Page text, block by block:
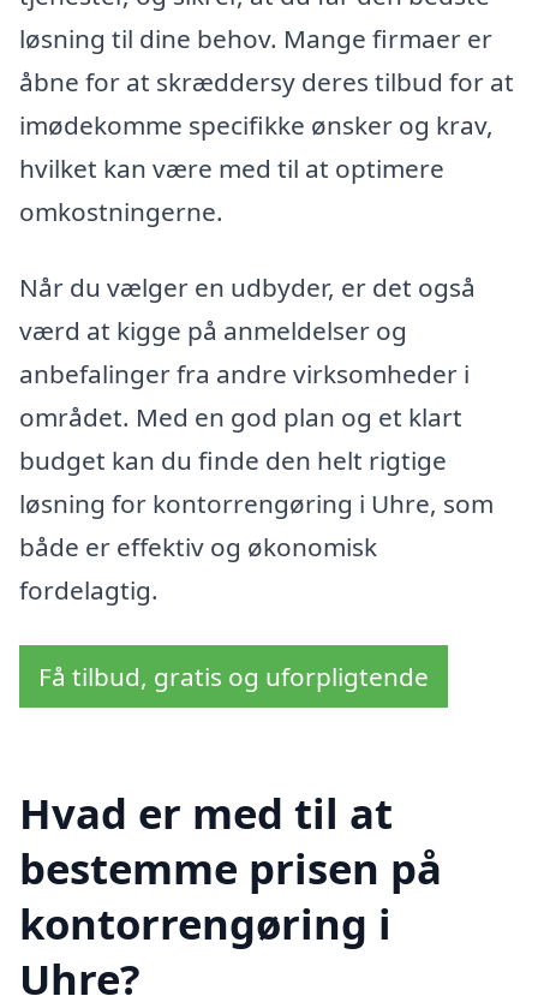
løsning til dine behov. Mange firmaer er
åbne for at skræddersy deres tilbud for at
imødekomme specifikke ønsker og krav,
hvilket kan være med til at optimere
omkostningerne.
Når du vælger en udbyder, er det også
værd at kigge på anmeldelser og
anbefalinger fra andre virksomheder i
området. Med en god plan og et klart
budget kan du finde den helt rigtige
løsning for kontorrengøring i Uhre, som
både er effektiv og økonomisk
fordelagtig.
Få tilbud, gratis og uforpligtende
Hvad er med til at
bestemme prisen på
kontorrengøring i
Uhre?